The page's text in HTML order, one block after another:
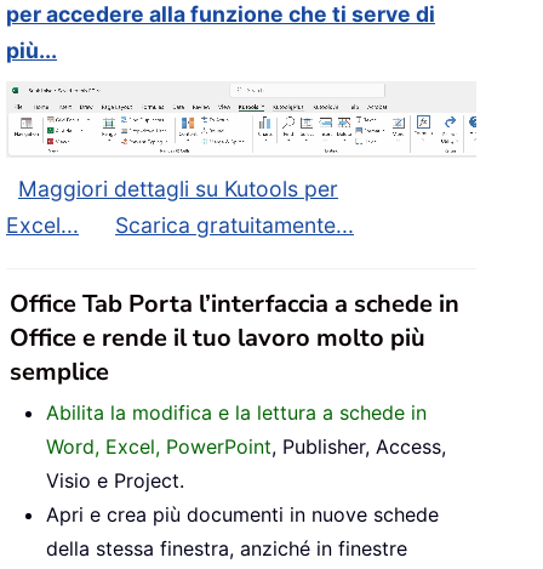
per accedere alla funzione che ti serve di
più...
Maggiori dettagli su Kutools per
Excel...
Scarica gratuitamente...
Office Tab Porta l’interfaccia a schede in
Office e rende il tuo lavoro molto più
semplice
Abilita la modifica e la lettura a schede in
Word, Excel, PowerPoint, Publisher, Access,
Visio e Project.
Apri e crea più documenti in nuove schede
della stessa finestra, anziché in finestre